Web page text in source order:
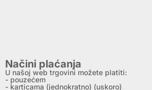
Načini plaćanja
U našoj web trgovini možete platiti:
- pouzećem
- karticama (jednokratno) (uskoro)